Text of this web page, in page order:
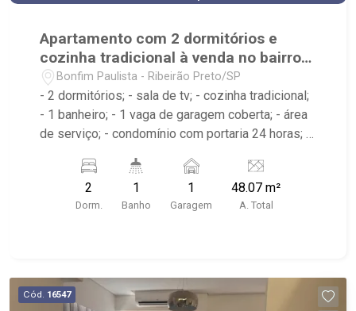
Apartamento com 2 dormitórios e
cozinha tradicional à venda no bairro
Bonfim Paulista
Bonfim Paulista - Ribeirão Preto/SP
- 2 dormitórios; - sala de tv; - cozinha tradicional;
- 1 banheiro; - 1 vaga de garagem coberta; - área
de serviço; - condomínio com portaria 24 horas; -
Bomfim;
2
Dorm.
1
Banho
1
Garagem
48.07 m²
A. Total
Cód. 16547